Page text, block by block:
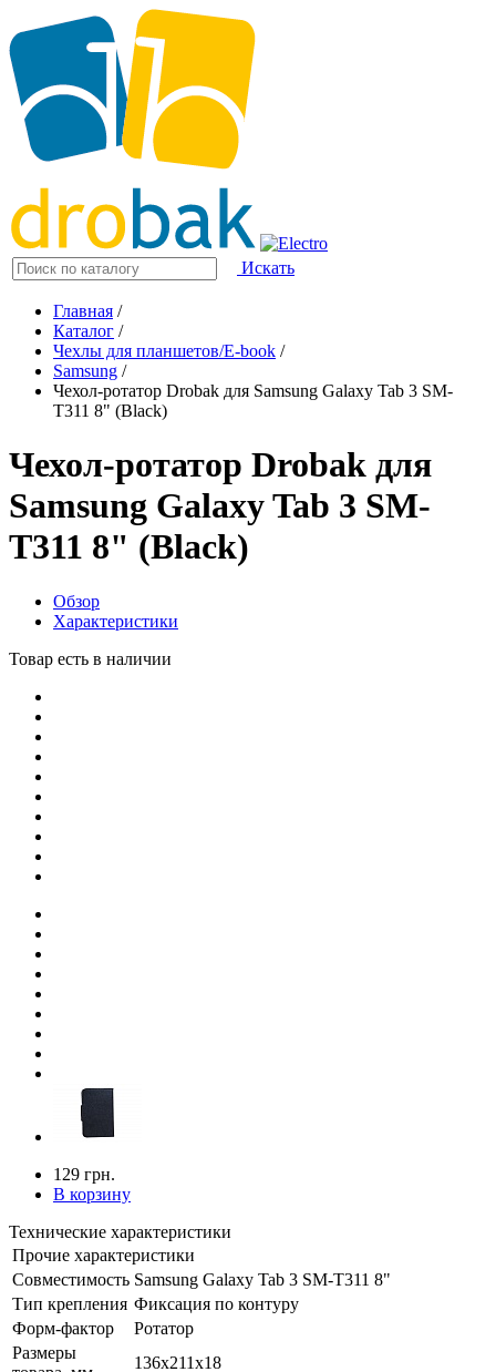
Искать
Главная /
Каталог /
Чехлы для планшетов/E-book /
Samsung /
Чехол-ротатор Drobak для Samsung Galaxy Tab 3 SM-
T311 8" (Black)
Чехол-ротатор Drobak для
Samsung Galaxy Tab 3 SM-
T311 8" (Black)
Обзор
Характеристики
Товар есть в наличии
129 грн.
В корзину
Технические характеристики
Прочие характеристики
Совместимость Samsung Galaxy Tab 3 SM-T311 8"
Тип крепления Фиксация по контуру
Форм-фактор
Ротатор
Размеры
136x211x18